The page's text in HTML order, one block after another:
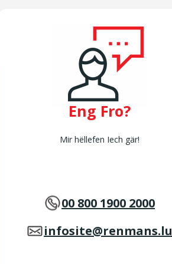
Eng Fro?
Mir hëllefen Iech gär!
00 800 1900 2000
infosite@renmans.lu